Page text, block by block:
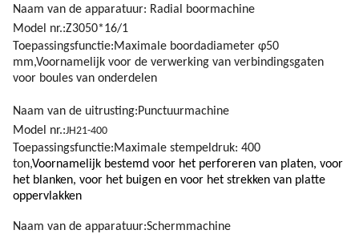
Naam van de apparatuur: Radial boormachine
Model nr.:Z3050*16/1
Toepassingsfunctie:Maximale boordadiameter φ50
mm,Voornamelijk voor de verwerking van verbindingsgaten
voor boules van onderdelen
Naam van de uitrusting:Punctuurmachine
Model nr.:JH21-400
Toepassingsfunctie:Maximale stempeldruk: 400
ton,Voornamelijk bestemd voor het perforeren van platen, voor
het blanken, voor het buigen en voor het strekken van platte
oppervlakken
Naam van de apparatuur:Schermmachine